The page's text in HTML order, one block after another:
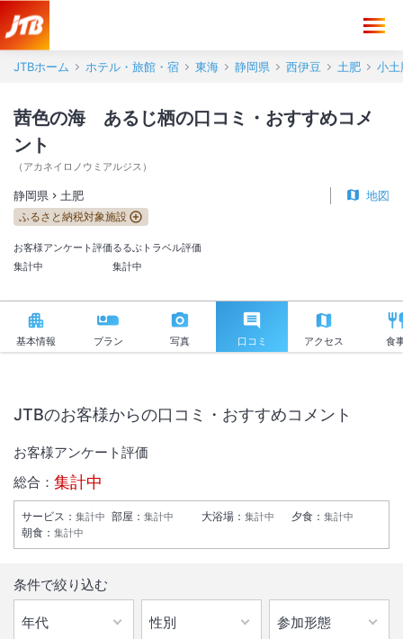
JTBホーム ホテル・旅館・宿 東海 静岡県 西伊豆 土肥 小土
茜色の海 あるじ栖の口コミ・おすすめコメ
ント
（ アカネイロノウミアルジス ）
静岡県 土肥 地図
ふるさと納税対象施設
お客様アンケート評価
集計中
るるぶトラベル評価
集計中
基本情報 プラン 写真 口コミ アクセス 食
JTBのお客様からの口コミ・おすすめコメント
お客様アンケート評価
総合： 集計中
サービス ： 集計中 部屋 ： 集計中 大浴場 ： 集計中 夕食 ： 集計中
朝食 ： 集計中
条件で絞り込む